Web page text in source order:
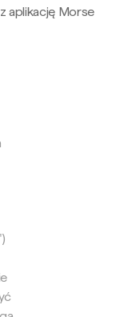
aplikację Morse